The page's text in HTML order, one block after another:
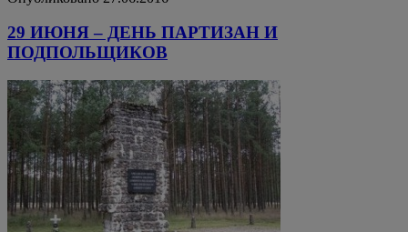
29 ИЮНЯ – ДЕНЬ ПАРТИЗАН И
ПОДПОЛЬЩИКОВ